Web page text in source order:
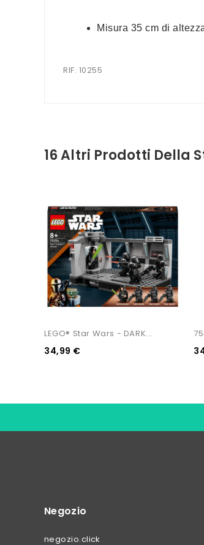
Misura 35 cm di
RIF. 10255
16 Altri Prodotti Della
LEGO® Star Wars - DARK...
34,99 €
Negozio
negozio.click